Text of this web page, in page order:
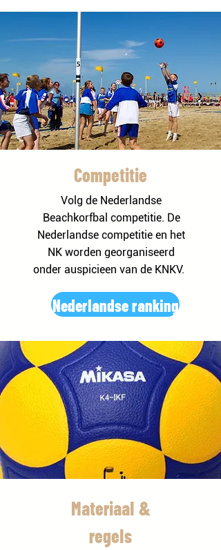
Competitie
Volg de Nederlandse
Beachkorfbal competitie. De
Nederlandse competitie en het
NK worden georganiseerd
onder auspicieen van de KNKV.
Nederlandse ranking
Materiaal &
regels